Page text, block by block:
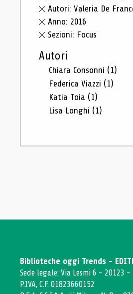
Autori: Valeria De
Anno: 2016
Sezioni: Focus
Autori
Chiara Consonni (1)
Federica Viazzi (1)
Katia Toia (1)
Lisa Longhi (1)
Biblioteche oggi Trends -
Sede legale: Via Lesmi 6 - 20123
P.IVA, C.F. 01823660152